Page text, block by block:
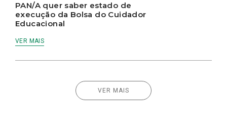
PAN/A quer saber estado de
execução da Bolsa do Cuidador
Educacional
VER MAIS
VER MAIS